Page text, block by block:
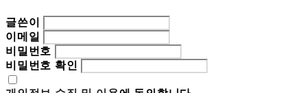
글쓴이
이메일
비밀번호
비밀번호 확인